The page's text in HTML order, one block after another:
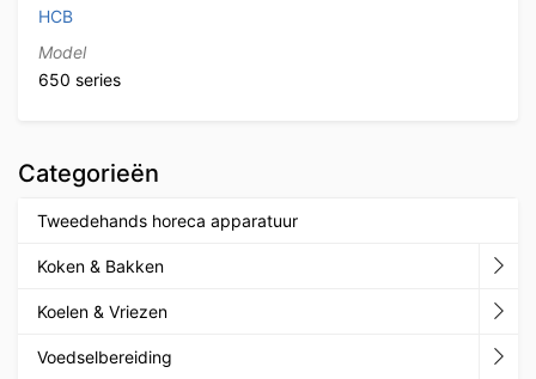
HCB
Model
650 series
Categorieën
Tweedehands horeca apparatuur
Koken & Bakken
Koelen & Vriezen
Voedselbereiding